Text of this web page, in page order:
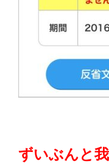
ずいぶんと